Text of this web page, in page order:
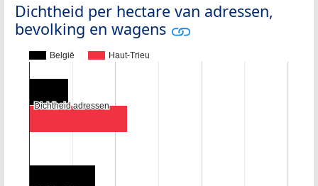
Dichtheid per hectare van adressen,
bevolking en wagens
België Haut-Trieu
Dichtheid adressen
Dichtheid adressen